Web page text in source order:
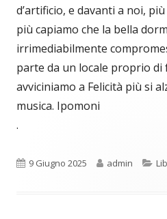
d’artificio, e davanti a noi,
più capiamo che la bella
irrimediabilmente
parte da un locale proprio
avviciniamo a Felicità più si
musica. Ipomoni
.
Pubblicato
9 Giugno 2025 Autore
admin